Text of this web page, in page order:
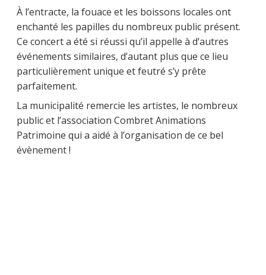
À l’entracte, la fouace et les boissons locales ont
enchanté les papilles du nombreux public présent.
Ce concert a été si réussi qu’il appelle à d’autres
événements similaires, d’autant plus que ce lieu
particulièrement unique et feutré s’y prête
parfaitement.
La municipalité remercie les artistes, le nombreux
public et l’association Combret Animations
Patrimoine qui a aidé à l’organisation de ce bel
évènement !